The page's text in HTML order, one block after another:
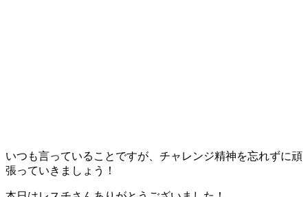
いつも言っていることですが、チャレンジ精神を忘れずに頑
張っていきましょう！